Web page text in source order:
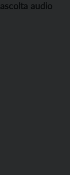
ascolta audio